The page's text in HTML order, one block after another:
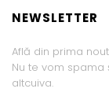
NEWSLETTER
Află din prima
Nu te vom
altcuiva.